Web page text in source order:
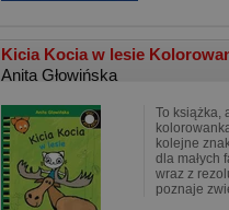
Kicia Kocia w lesie
Anita Głowińska
To książka,
kolejne
dla małych
wraz z
poznaje